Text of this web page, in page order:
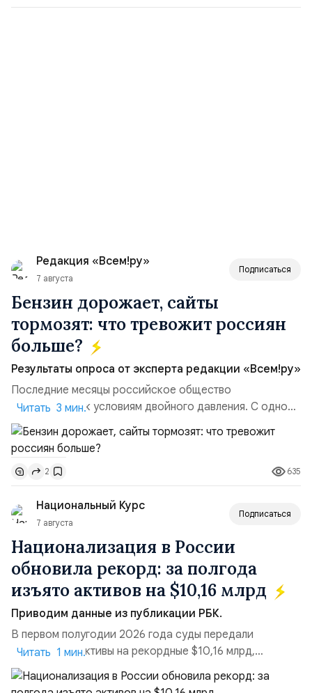
Редакция «Всем!ру»
7 августа
Подписаться
Бензин дорожает, сайты
тормозят: что тревожит россиян
больше?
Результаты опроса от эксперта редакции «Всем!ру»
Последние месяцы российское общество
адаптируется к условиям двойного давления. С одной
стороны, происходит рост цен на товары первой
необходимости, инфляция и локальные сбои в
поставках бензина. А с другой – технологическая
турбулентность: перебои в работе интернета,
блокировки сайтов, необходимость осваивать VPN и
российские платформы.Что из этого бье...
Читать 3 мин.
2 635
Национальный Курс
7 августа
Подписаться
Национализация в России
обновила рекорд: за полгода
изъято активов на $10,16 млрд
Приводим данные из публикации РБК.
В первом полугодии 2026 года суды передали
государству активы на рекордные $10,16 млрд,
подсчитали аналитики AK&M. Это в 2,5 раза больше,
чем за аналогичный период 2025 года ($3,95 млрд).
Читать 1 мин.